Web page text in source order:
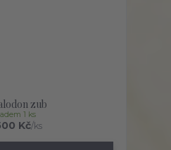
zub
Kč/ks
1 ks